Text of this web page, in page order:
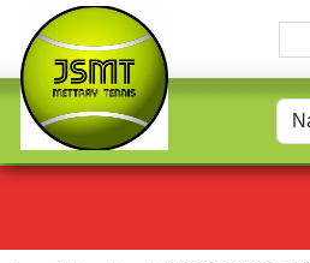
Panneau de gestion des cookies